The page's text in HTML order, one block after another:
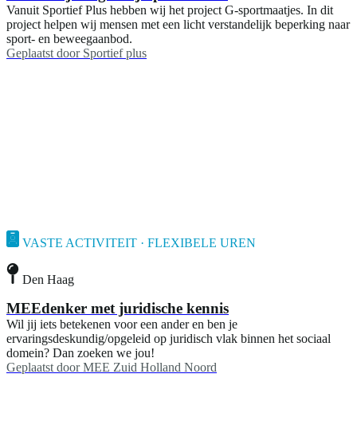
Vanuit Sportief Plus hebben wij het project G-sportmaatjes. In dit
project helpen wij mensen met een licht verstandelijk beperking naar
sport- en beweegaanbod.
Geplaatst door Sportief plus
VASTE ACTIVITEIT · FLEXIBELE UREN
Den Haag
MEEdenker met juridische kennis
Wil jij iets betekenen voor een ander en ben je
ervaringsdeskundig/opgeleid op juridisch vlak binnen het sociaal
domein? Dan zoeken we jou!
Geplaatst door MEE Zuid Holland Noord